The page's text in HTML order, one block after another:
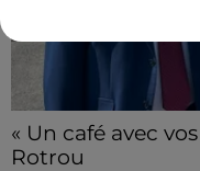
« Un café avec
Rotrou